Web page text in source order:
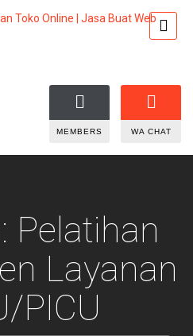
MEMBERS WA CHAT
Pelatihan
Layanan
PICU